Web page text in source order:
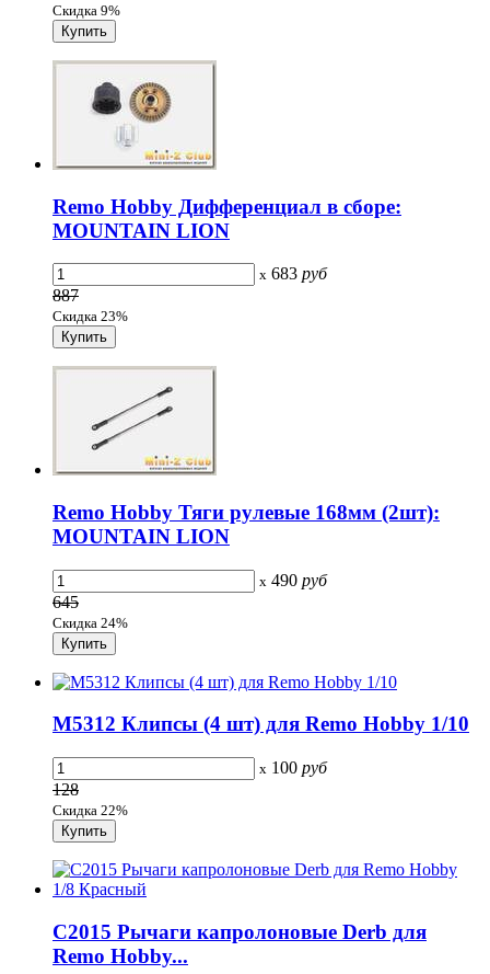
Скидка 9%
Remo Hobby Дифференциал в сборе:
MOUNTAIN LION
x 683 руб
887
Скидка 23%
Remo Hobby Тяги рулевые 168мм (2шт):
MOUNTAIN LION
x 490 руб
645
Скидка 24%
M5312 Клипсы (4 шт) для Remo Hobby 1/10
x 100 руб
128
Скидка 22%
C2015 Рычаги капролоновые Derb для
Remo Hobby...